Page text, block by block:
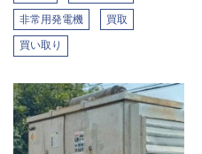
非常用発電機 買取
買い取り